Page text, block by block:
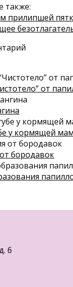
также:
прилипшей
от
у кормящей
бородавок
6